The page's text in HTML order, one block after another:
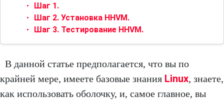
Шаг 1.
Шаг 2. Установка HHVM.
Шаг 3. Тестирование HHVM.
В данной статье предполагается, что вы по
крайней мере, имеете базовые знания Linux, знаете,
как использовать оболочку, и, самое главное, вы